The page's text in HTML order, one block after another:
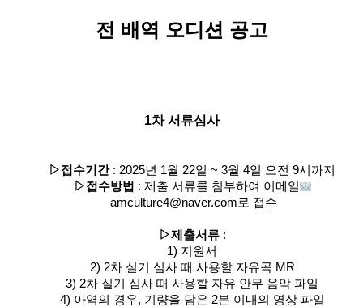
전 배역 오디션 공고
1차 서류심사
▷접수기간 : 2025년 1월 22일 ~ 3월 4일 오전 9시까지
▷접수방법 : 제출 서류를 첨부하여 이메일
amculture4@naver.com로 접수
▷제출서류 :
1) 지원서
2) 2차 실기 심사 때 사용할 자유곡 MR
3) 2차 실기 심사 때 사용할 자유 안무 음악 파일
4) 아역의 경우, 기량을 담은 2분 이내의 영상 파일